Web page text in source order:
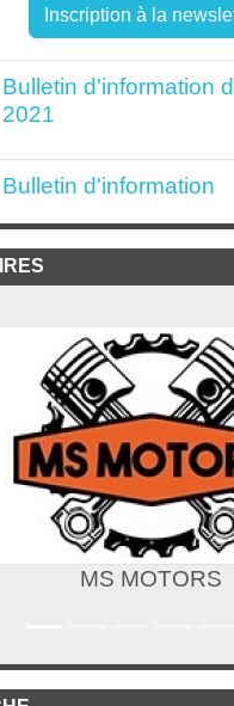
Inscription à la
Bulletin d'information
2021
Bulletin d'information
MS MOTORS